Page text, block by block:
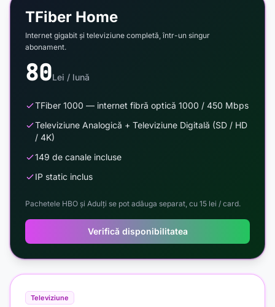
Televiziune
TFiber Home
Internet gigabit și televiziune completă, într-un singur
abonament.
80Lei / lună
TFiber 1000 — internet fibră optică 1000 / 450 Mbps
Televiziune Analogică + Televiziune Digitală (SD / HD
/ 4K)
149 de canale incluse
IP static inclus
Pachetele HBO și Adulți se pot adăuga separat, cu 15 lei / card.
Verifică disponibilitatea